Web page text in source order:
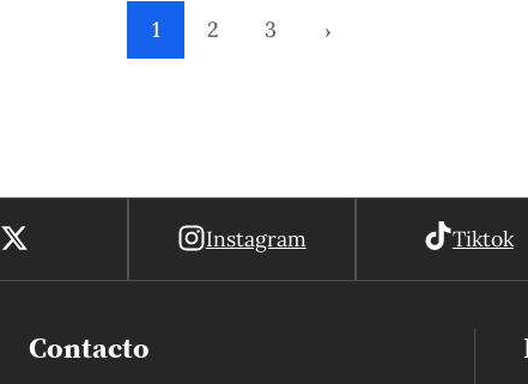
1 2 3 ›
Instagram Tiktok
Contacto